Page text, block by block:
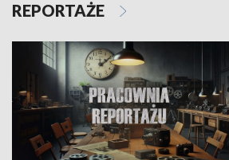
REPORTAŻE